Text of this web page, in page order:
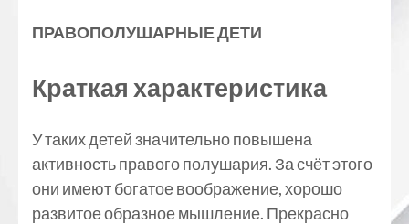
ПРАВОПОЛУШАРНЫЕ ДЕТИ
Краткая характеристика
У таких детей значительно повышена
активность правого полушария. За счёт этого
они имеют богатое воображение, хорошо
развитое образное мышление. Прекрасно